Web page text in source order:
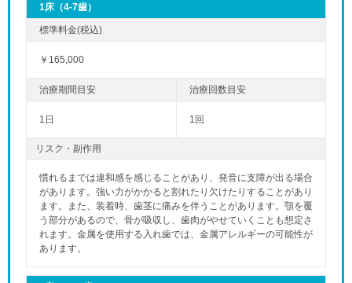
1床（4-7歯）
￥165,000
1日 1回
リスク・副作用
慣れるまでは違和感を感じることがあり、発音に支障が出る場合
があります。強い力がかかると割れたり欠けたりすることがあり
ます。また、装着時、歯茎に痛みを伴うことがあります。顎を覆
う部分があるので、骨が吸収し、歯肉がやせていくことも想定さ
れます。金属を使用する入れ歯では、金属アレルギーの可能性が
あります。